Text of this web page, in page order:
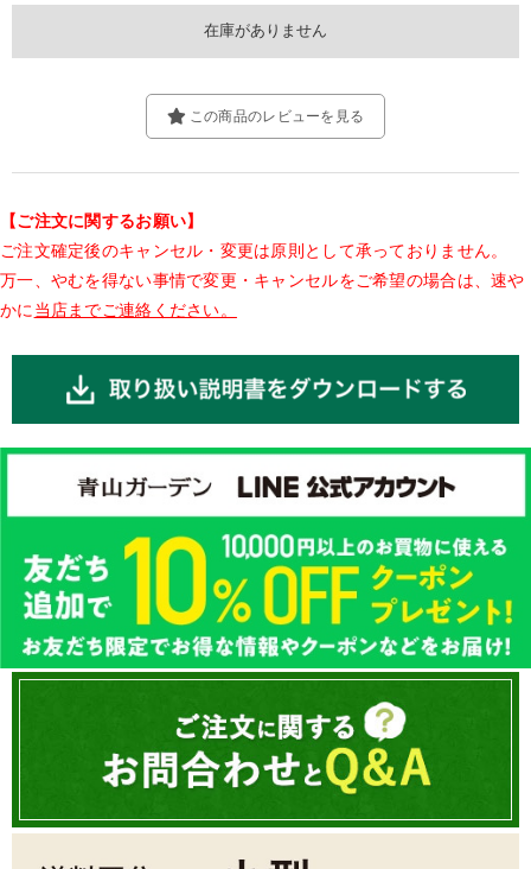
この商品のレビューを見る
【ご注文に関するお願い】
ご注文確定後のキャンセル・変更は原則として承っておりません。
万一、やむを得ない事情で変更・キャンセルをご希望の場合は、速や
かに 当店までご連絡ください。